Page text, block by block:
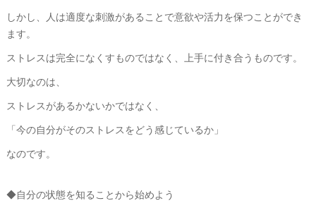
しかし、人は適度な刺激があることで意欲や活力を保つことができ
ます。
ストレスは完全になくすものではなく、上手に付き合うものです。
大切なのは、
ストレスがあるかないかではなく、
「今の自分がそのストレスをどう感じているか」
なのです。
◆自分の状態を知ることから始めよう